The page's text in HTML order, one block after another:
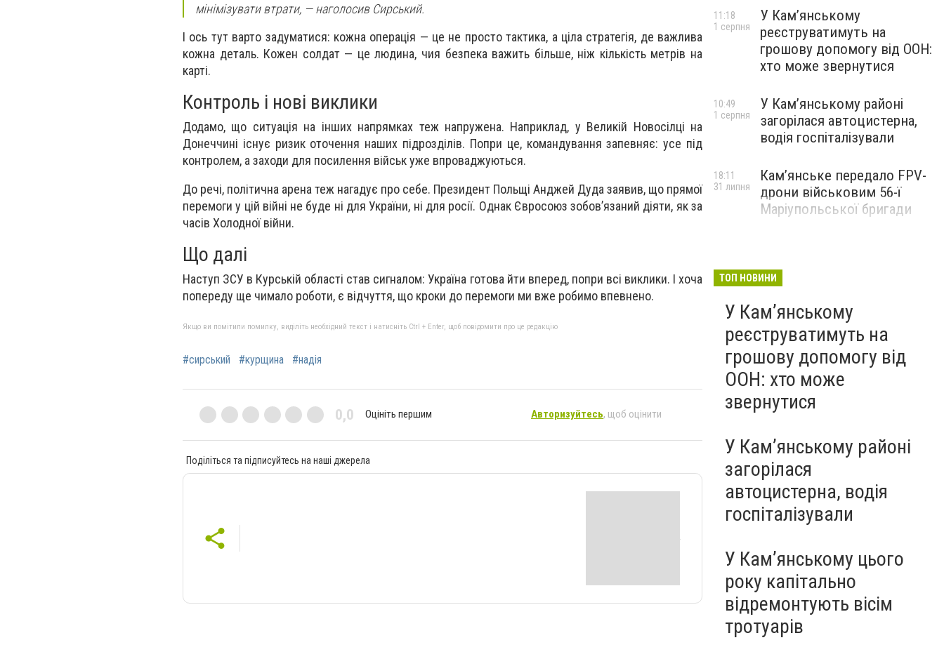
мінімізувати втрати, — наголосив Сирський.
І ось тут варто задуматися: кожна операція — це не просто тактика, а ціла стратегія, де важлива
кожна деталь. Кожен солдат — це людина, чия безпека важить більше, ніж кількість метрів на
карті.
Контроль і нові виклики
Додамо, що ситуація на інших напрямках теж напружена. Наприклад, у Великій Новосілці на
Донеччині існує ризик оточення наших підрозділів. Попри це, командування запевняє: усе під
контролем, а заходи для посилення військ уже впроваджуються.
До речі, політична арена теж нагадує про себе. Президент Польщі Анджей Дуда заявив, що прямої
перемоги у цій війні не буде ні для України, ні для росії. Однак Євросоюз зобов’язаний діяти, як за
часів Холодної війни.
Що далі
Наступ ЗСУ в Курській області став сигналом: Україна готова йти вперед, попри всі виклики. І хоча
попереду ще чимало роботи, є відчуття, що кроки до перемоги ми вже робимо впевнено.
Якщо ви помітили помилку, виділіть необхідний текст і натисніть Ctrl + Enter, щоб повідомити про це редакцію
#сирський #курщина #надія
0,0 Оцініть першим Авторизуйтесь, щоб оцінити
Поділіться та підписуйтесь на наші джерела
У Кам’янському
реєструватимуть на
грошову допомогу від ООН:
хто може звернутися
11:18
1 серпня
У Кам’янському районі
загорілася автоцистерна,
водія госпіталізували
10:49
1 серпня
Кам’янське передало FPV-
дрони військовим 56-ї
Маріупольської бригади
18:11
31 липня
ТОП НОВИНИ
У Кам’янському
реєструватимуть на
грошову допомогу від
ООН: хто може
звернутися
У Кам’янському районі
загорілася
автоцистерна, водія
госпіталізували
У Кам’янському цього
року капітально
відремонтують вісім
тротуарів